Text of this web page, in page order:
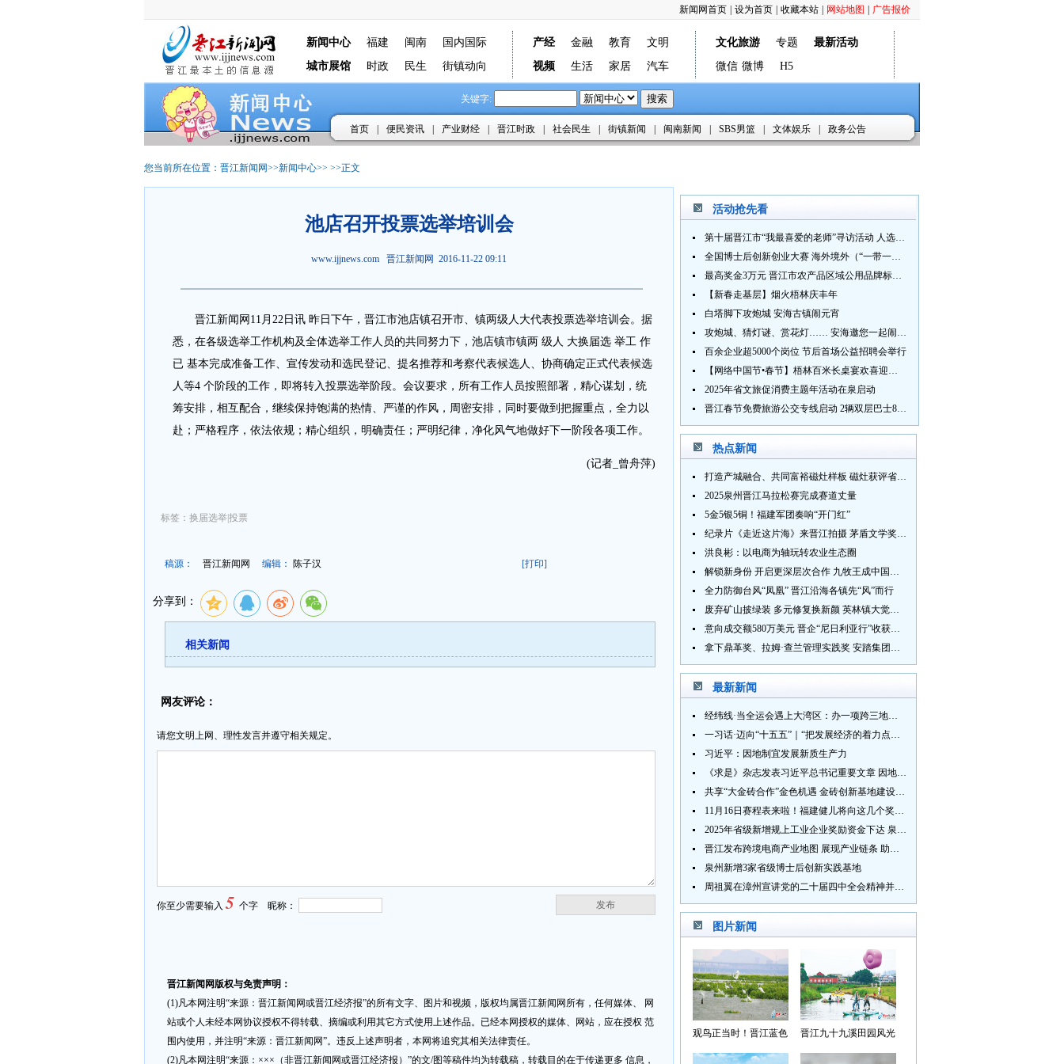
广告报价
网站地图
收藏本站
设为首页
新闻网首页
新闻中心 福建 闽南
国内国际
城市展馆
时政 民生 街镇动向
产经 金融 教育
文明
视频
生活 家居 汽车
文化旅游 专题
最新活动
微信 微博 H5
关键字:
首页 便民资讯 产业财经 晋江时政 社会民生 街镇新闻 闽南新闻 SBS男篮 文体娱乐 政务公告
您当前所在位置： 晋江新闻网>>新闻中心>> >>正文
池店召开投票选举培训会
www.ijjnews.com 晋江新闻网 2016-11-22 09:11
晋江新闻网11月22日讯 昨日下午，晋江市池店镇召开市、镇两级人大代表投票选举培训会。据
悉，在各级选举工作机构及全体选举工作人员的共同努力下，池店镇市镇两 级人 大换届选 举工 作
已 基本完成准备工作、宣传发动和选民登记、提名推荐和考察代表候选人、协商确定正式代表候选
人等4 个阶段的工作，即将转入投票选举阶段。会议要求，所有工作人员按照部署，精心谋划，统
筹安排，相互配合，继续保持饱满的热情、严谨的作风，周密安排，同时要做到把握重点，全力以
赴；严格程序，依法依规；精心组织，明确责任；严明纪律，净化风气地做好下一阶段各项工作。
(记者_曾舟萍)
标签：换届选举|投票
稿源： 晋江新闻网 编辑： 陈子汉 [打印]
分享到：
相关新闻
网友评论：
请您文明上网、理性发言并遵守相关规定。
发布
你至少需要输入5 个字 昵称：
晋江新闻网版权与免责声明：
(1)凡本网注明“来源：晋江新闻网或晋江经济报”的所有文字、图片和视频，版权均属晋江新闻网所有，任何媒体、 网
站或个人未经本网协议授权不得转载、摘编或利用其它方式使用上述作品。已经本网授权的媒体、网站，应在授权 范
围内使用，并注明“来源：晋江新闻网”。违反上述声明者，本网将追究其相关法律责任。
(2)凡本网注明“来源：×××（非晋江新闻网或晋江经济报）”的文/图等稿件均为转载稿，转载目的在于传递更多 信息，
活动抢先看
第十届晋江市“我最喜爱的老师”寻访活动 人选推荐火热进行中 快来“秀”您最喜爱的老师
全国博士后创新创业大赛 海外境外（“一带一路”）赛七大赛道等你来战
最高奖金3万元 晋江市农产品区域公用品牌标识Logo及特色农产品包装设计征集活动正式启动
【新春走基层】烟火梧林庆丰年
白塔脚下攻炮城 安海古镇闹元宵
攻炮城、猜灯谜、赏花灯…… 安海邀您一起闹元宵
百余企业超5000个岗位 节后首场公益招聘会举行
【网络中国节•春节】梧林百米长桌宴欢喜迎新春
2025年省文旅促消费主题年活动在泉启动
晋江春节免费旅游公交专线启动 2辆双层巴士8辆铛铛车带你游
热点新闻
打造产城融合、共同富裕磁灶样板 磁灶获评省级乡村振兴示范乡镇
2025泉州晋江马拉松赛完成赛道丈量
5金5银5铜！福建军团奏响“开门红”
纪录片《走近这片海》来晋江拍摄 茅盾文学奖得主麦家探寻晋江“海海”人生
洪良彬：以电商为轴玩转农业生态圈
解锁新身份 开启更深层次合作 九牧王成中国奥委会官方赞助商
全力防御台风“凤凰” 晋江沿海各镇先“风”而行
废弃矿山披绿装 多元修复换新颜 英林镇大觉山片区废弃矿山生态修复项目通过验收
意向成交额580万美元 晋企“尼日利亚行”收获满满
拿下鼎革奖、拉姆·查兰管理实践奖 安踏集团获企业管理权威奖项
最新新闻
经纬线·当全运会遇上大湾区：办一项跨三地的赛事有多硬核？
一习话·迈向“十五五”｜“把发展经济的着力点放在实体经济上”
习近平：因地制宜发展新质生产力
《求是》杂志发表习近平总书记重要文章 因地制宜发展新质生产力
共享“大金砖合作”金色机遇 金砖创新基地建设成效显著
11月16日赛程表来啦！福建健儿将向这几个奖牌发起冲击→
2025年省级新增规上工业企业奖励资金下达 泉州市获补资金居全省首位
晋江发布跨境电商产业地图 展现产业链条 助力“晋品出海”
泉州新增3家省级博士后创新实践基地
周祖翼在漳州宣讲党的二十届四中全会精神并调研
图片新闻
观鸟正当时！晋江蓝色
晋江九十九溪田园风光